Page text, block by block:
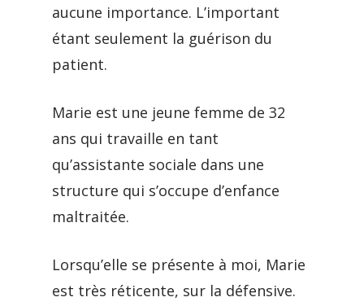
aucune importance. L’important
étant seulement la guérison du
patient.
Marie est une jeune femme de 32
ans qui travaille en tant
qu’assistante sociale dans une
structure qui s’occupe d’enfance
maltraitée.
Lorsqu’elle se présente à moi, Marie
est très réticente, sur la défensive.